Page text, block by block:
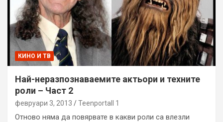
КИНО И ТВ
Най-неразпознаваемите актьори и техните
роли – Част 2
февруари 3, 2013 Teenportall 1
Отново няма да повярвате в какви роли са влезли